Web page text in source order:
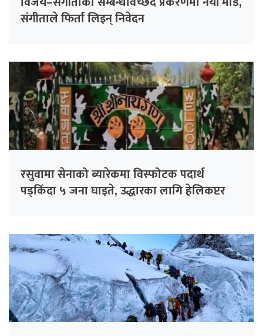
संगीता‍ले फिर्ता लिइन् निवेदन
रसुवामा सेनाको ब्यारेकमा विस्फोटक पदार्थ
पड्किँदा ५ जना घाइते, उद्धारका लागि हेलिकप्टर